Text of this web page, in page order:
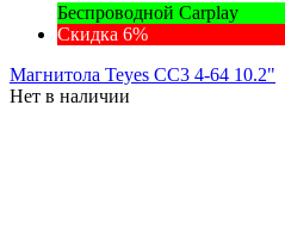
Беспроводной Carplay
Скидка 6%
Магнитола Teyes CC3 4-64 10.2"
Нет в наличии